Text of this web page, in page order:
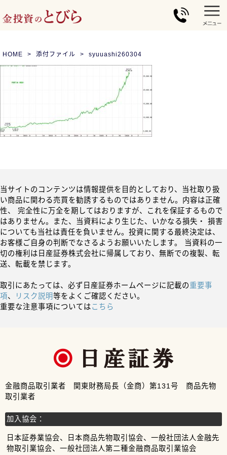
HOME 添付ファイル syuuashi260304
当サイトのコンテンツは情報提供を目的としており、当社取り扱
い商品に関わる売買を勧誘するものではありません。内容は正確
性、 完全性に万全を期してはおりますが、これを保証するもので
はありません。また、当資料により生じた、いかなる損失・ 損害
についても当社は責任を負いません。投資に関する最終決定は、
お客様ご自身の判断でなさるようお願いいたします。 当資料の一
切の権利は日産証券株式会社に帰属しており、無断での複製、転
送、転載を禁じます。
取引にあたっては、必ず日産証券ホームページに記載の重要事
項、 リスク説明等をよくご確認ください。
重要な注意事項についてはこちら
金融商品取引業者 関東財務局長（金商）第131号 商品先物
取引業者
加入協会：
日本証券業協会、日本商品先物取引協会、一般社団法人金融先
物取引業協会、一般社団法人第二種金融商品取引業協会